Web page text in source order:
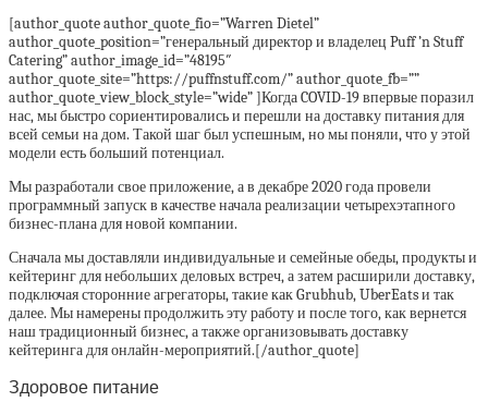
[author_quote author_quote_fio=”Warren Dietel”
author_quote_position=”генеральный директор и владелец Puff ’n Stuff
Catering” author_image_id=”48195″
author_quote_site=”https://puffnstuff.com/” author_quote_fb=””
author_quote_view_block_style=”wide” ]Когда COVID-19 впервые поразил
нас, мы быстро сориентировались и перешли на доставку питания для
всей семьи на дом. Такой шаг был успешным, но мы поняли, что у этой
модели есть больший потенциал.
Мы разработали свое приложение, а в декабре 2020 года провели
программный запуск в качестве начала реализации четырехэтапного
бизнес-плана для новой компании.
Сначала мы доставляли индивидуальные и семейные обеды, продукты и
кейтеринг для небольших деловых встреч, а затем расширили доставку,
подключая сторонние агрегаторы, такие как Grubhub, UberEats и так
далее. Мы намерены продолжить эту работу и после того, как вернется
наш традиционный бизнес, а также организовывать доставку
кейтеринга для онлайн-мероприятий.[/author_quote]
Здоровое питание